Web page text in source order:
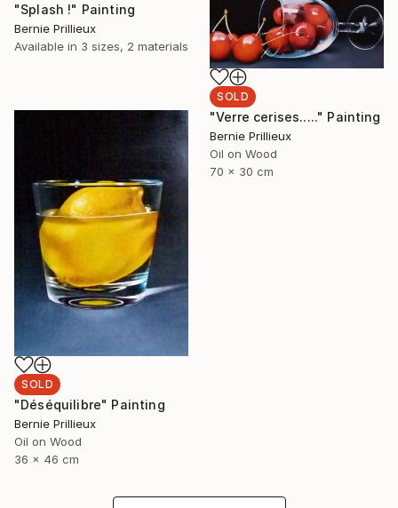
"Splash !" Painting
Bernie Prillieux
Available in 3 sizes, 2 materials
SOLD
"Verre cerises....." Painting
Bernie Prillieux
Oil on Wood
70 x 30 cm
SOLD
"Déséquilibre" Painting
Bernie Prillieux
Oil on Wood
36 x 46 cm